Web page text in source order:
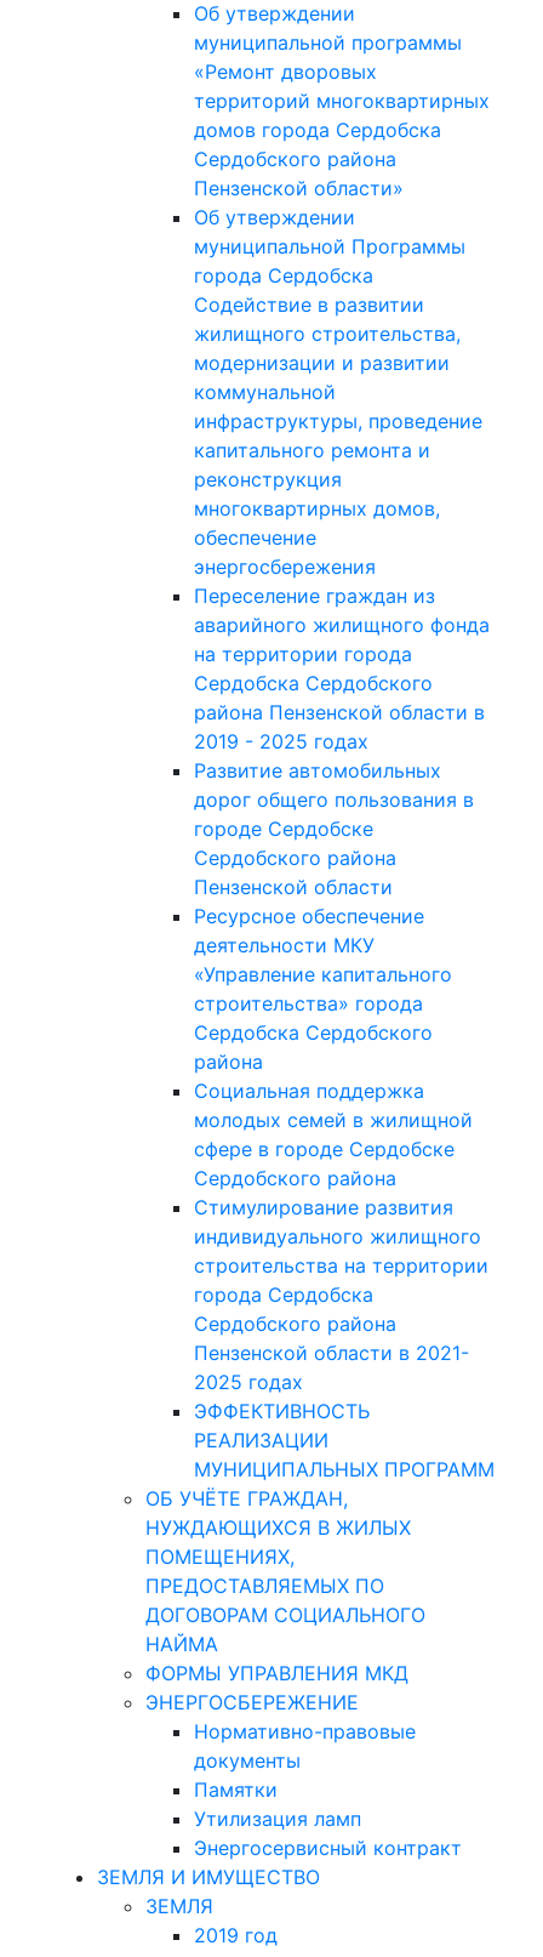
Об утверждении
муниципальной программы
«Ремонт дворовых
территорий многоквартирных
домов города Сердобска
Сердобского района
Пензенской области»
Об утверждении
муниципальной Программы
города Сердобска
Содействие в развитии
жилищного строительства,
модернизации и развитии
коммунальной
инфраструктуры, проведение
капитального ремонта и
реконструкция
многоквартирных домов,
обеспечение
энергосбережения
Переселение граждан из
аварийного жилищного фонда
на территории города
Сердобска Сердобского
района Пензенской области в
2019 - 2025 годах
Развитие автомобильных
дорог общего пользования в
городе Сердобске
Сердобского района
Пензенской области
Ресурсное обеспечение
деятельности МКУ
«Управление капитального
строительства» города
Сердобска Сердобского
района
Социальная поддержка
молодых семей в жилищной
сфере в городе Сердобске
Сердобского района
Стимулирование развития
индивидуального жилищного
строительства на территории
города Сердобска
Сердобского района
Пензенской области в 2021-
2025 годах
ЭФФЕКТИВНОСТЬ
РЕАЛИЗАЦИИ
МУНИЦИПАЛЬНЫХ ПРОГРАММ
ОБ УЧЁТЕ ГРАЖДАН,
НУЖДАЮЩИХСЯ В ЖИЛЫХ
ПОМЕЩЕНИЯХ,
ПРЕДОСТАВЛЯЕМЫХ ПО
ДОГОВОРАМ СОЦИАЛЬНОГО
НАЙМА
ФОРМЫ УПРАВЛЕНИЯ МКД
ЭНЕРГОСБЕРЕЖЕНИЕ
Нормативно-правовые
документы
Памятки
Утилизация ламп
Энергосервисный контракт
ЗЕМЛЯ И ИМУЩЕСТВО
ЗЕМЛЯ
2019 год